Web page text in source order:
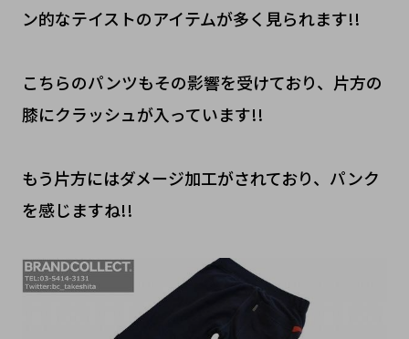
ン的なテイストのアイテムが多く見られます!!
こちらのパンツもその影響を受けており、片方の
膝にクラッシュが入っています!!
もう片方にはダメージ加工がされており、パンク
を感じますね!!